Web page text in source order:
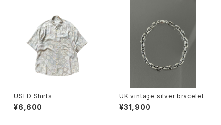
USED Shirts
¥6,600
UK vintage silver bracelet
¥31,900